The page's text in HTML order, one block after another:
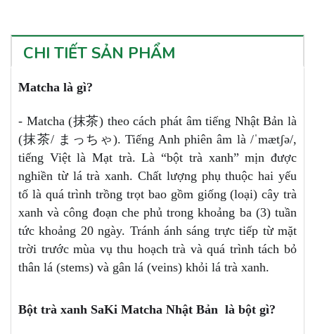
CHI TIẾT SẢN PHẨM
Matcha là gì?
- Matcha (抹茶) theo cách phát âm tiếng Nhật Bản là
(抹茶/ まっちゃ). Tiếng Anh phiên âm là /ˈmætʃə/,
tiếng Việt là Mạt trà. Là “bột trà xanh” mịn được
nghiền từ lá trà xanh. Chất lượng phụ thuộc hai yếu
tố là quá trình trồng trọt bao gồm giống (loại) cây trà
xanh và công đoạn che phủ trong khoảng ba (3) tuần
tức khoảng 20 ngày. Tránh ánh sáng trực tiếp từ mặt
trời trước mùa vụ thu hoạch trà và quá trình tách bỏ
thân lá (stems) và gân lá (veins) khỏi lá trà xanh.
Bột trà xanh SaKi Matcha Nhật Bản là bột gì?